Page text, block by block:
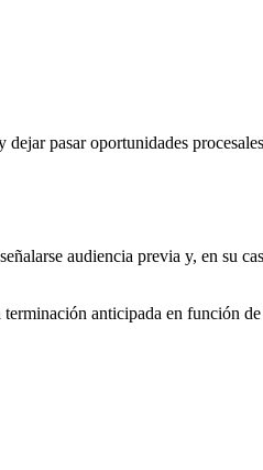
pasar oportunidades
audiencia previa y, en su
anticipada en función